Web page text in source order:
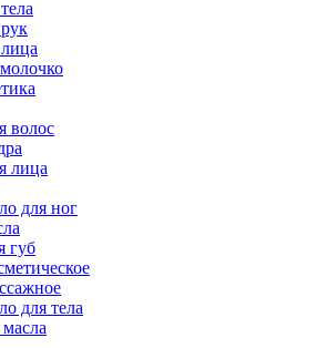
волос
лица
для ног
губ
для тела